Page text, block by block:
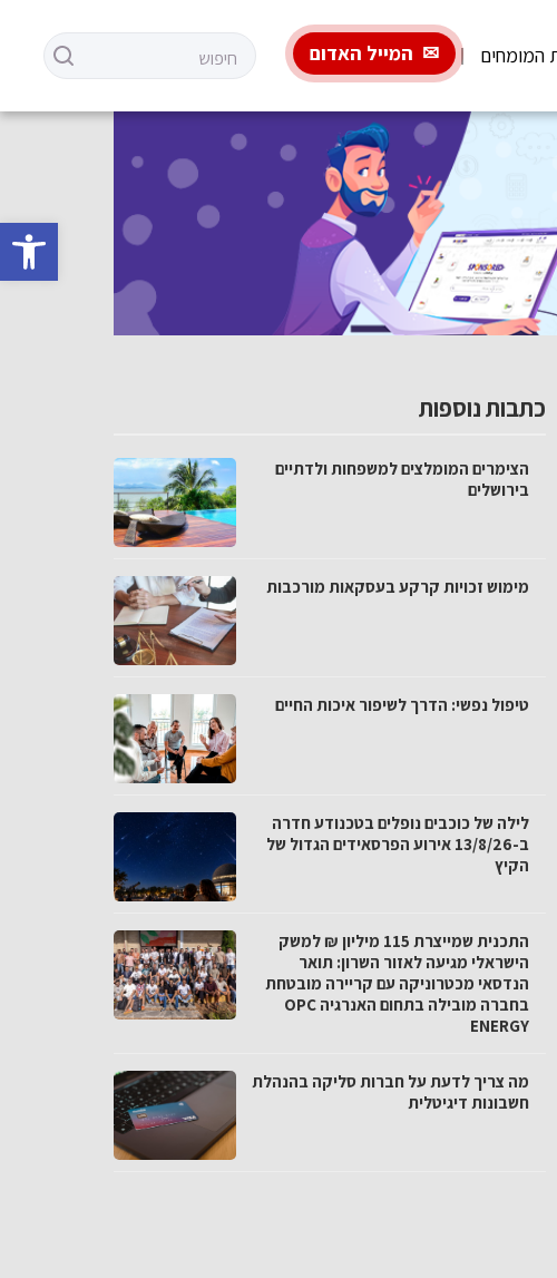
פתח
המומחים המייל האדום
כתבות נוספות
הצימרים המומלצים למשפחות ולדתיים
בירושלים
מימוש זכויות קרקע בעסקאות מורכבות
טיפול נפשי: הדרך לשיפור איכות החיים
לילה של כוכבים נופלים בטכנודע חדרה
ב-13/8/26 אירוע הפרסאידים הגדול של
הקיץ
התכנית שמייצרת 115 מיליון ₪ למשק
הישראלי מגיעה לאזור השרון: תואר
הנדסאי מכטרוניקה עם קריירה מובטחת
בחברה מובילה בתחום האנרגיה OPC
ENERGY
מה צריך לדעת על חברות סליקה בהנהלת
חשבונות דיגיטלית